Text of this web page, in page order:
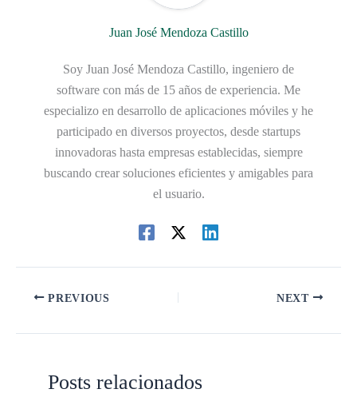
Juan José Mendoza Castillo
Soy Juan José Mendoza Castillo, ingeniero de
software con más de 15 años de experiencia. Me
especializo en desarrollo de aplicaciones móviles y he
participado en diversos proyectos, desde startups
innovadoras hasta empresas establecidas, siempre
buscando crear soluciones eficientes y amigables para
el usuario.
PREVIOUS NEXT
Posts relacionados